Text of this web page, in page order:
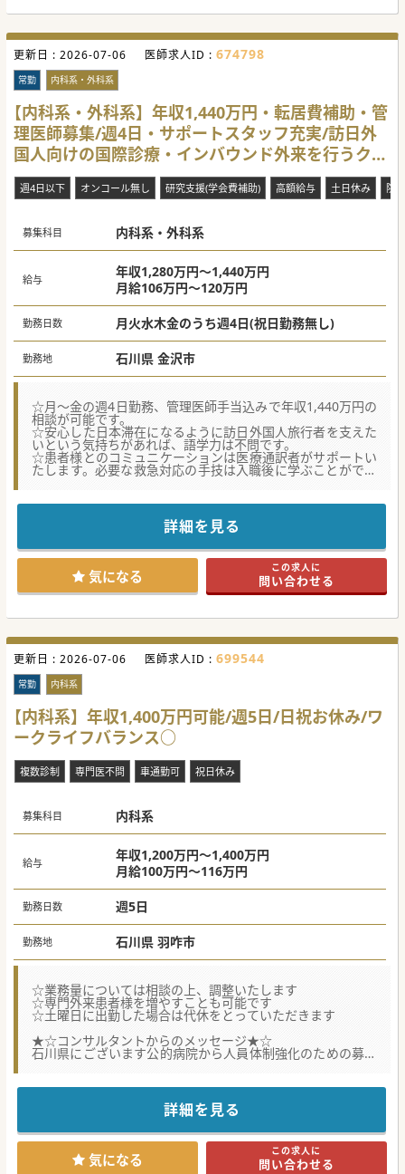
えます。
【業務内容】
■訪日外国人旅行者を対象とした外来診療や滞在先ホテル等
とオンラインによる診療や往診などをお願いします。
■軽症の患者様がほとんどですが、内科・外科の1次救急対
応も想定し、ナートなどの手技は入職後に学ぶことができま
す。
■検査が必要な患者様や重症度が高い患者様は連携先病院が
ございますので、そちらに紹介・搬送指示を出していただき
ます。
■全国に連携医療法人をもち、複数のクリニックを運営して
おります。経営面は専門部門があり、臨床に専念いただけま
ことで、外来対応数の平準化を目指していきたいと考えてい
ます。
み、変化を恐れない柔軟な姿勢の先生を歓迎しています。
更新日 : 2026-07-06 医師求人ID : 674798
常勤 内科系・外科系
【内科系・外科系】年収1,440万円・転居費補助・管
理医師募集/週4日・サポートスタッフ充実/訪日外
国人向けの国際診療・インバウンド外来を行うクリ
ニックです
週4日以下 オンコール無し 研究支援(学会費補助) 高額給与 土日休み 院
募集科目 内科系・外科系
給与
年収1,280万円～1,440万円
月給106万円～120万円
勤務日数 月火水木金のうち週4日(祝日勤務無し)
勤務地 石川県 金沢市
☆月～金の週4日勤務、管理医師手当込みで年収1,440万円の
相談が可能です。
☆安心した日本滞在になるように訪日外国人旅行者を支えた
いという気持ちがあれば、語学力は不問です。
☆患者様とのコミュニケーションは医療通訳者がサポートい
たします。必要な救急対応の手技は入職後に学ぶことができ
ます。
【募集背景】
■観光地を中心に日本全国で増加している訪日外国人旅行者
が、適切に医療を受けることができるクリニックを開院いた
します。
■東京都、京都府、沖縄県、福岡県と全国に展開しており、
今回は石川県金沢市の繁華エリアに開院を予定しておりま
■2026年度中の新規開院を目指しており、入職時期は相談可
ます。
【業務内容】
■訪日外国人旅行者を対象とした外来診療や滞在先ホテル等
とオンラインによる診療や往診などをお願いします。
■軽症の患者様がほとんどですが、内科・外科の1次救急対
応も想定し、ナートなどの手技は入職後に学ぶことができま
す。
■夜間対応などはなく日中のみの勤務となり、土日祝はご希
望がなければお休みを想定しております。
【医療機関情報】
■全国に連携医療法人をもち、複数のクリニックを運営して
おります。経営面は専門部門があり、臨床に専念いただけま
■石川県に関わらず、全国のクリニックをオンラインで結ぶ
ことで、外来対応数の平準化を目指していきたいと考えてい
ます。
■日本における医療や社会的な課題の解決に積極的に取り組
み、変化を恐れない柔軟な姿勢の先生を歓迎しています。
詳細を見る
気になる この求人に
問い合わせる
更新日 : 2026-07-06 医師求人ID : 699544
常勤 内科系
【内科系】年収1,400万円可能/週5日/日祝お休み/ワ
ークライフバランス○
複数診制 専門医不問 車通勤可 祝日休み
募集科目 内科系
給与
年収1,200万円～1,400万円
月給100万円～116万円
勤務日数 週5日
勤務地 石川県 羽咋市
☆業務量については相談の上、調整いたします
☆専門外来患者様を増やすことも可能です
☆土曜日に出勤した場合は代休をとっていただきます
★☆コンサルタントからのメッセージ★☆
石川県にございます公的病院から人員体制強化のための募集
です。
いただけます。
少しでも求人にご興味いただけましたらお気軽にお問い合わ
詳細を見る
気になる この求人に
問い合わせる